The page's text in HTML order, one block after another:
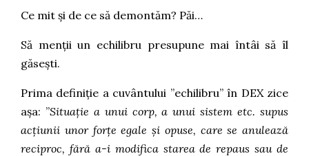
Ce mit și de ce să demontăm? Păi…
Să menții un echilibru presupune mai întâi să îl
găsești.
Prima definiție a cuvântului ”echilibru” în DEX zice
așa: ”Situație a unui corp, a unui sistem etc. supus
acțiunii unor forțe egale și opuse, care se anulează
reciproc, fără a-i modifica starea de repaus sau de